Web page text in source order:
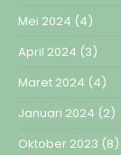
Mei 2024 (4)
April 2024 (3)
Maret 2024 (4)
Januari 2024 (2)
Oktober 2023 (8)